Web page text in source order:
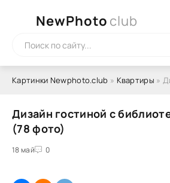
NewPhoto club
Картинки Newphoto.club » Квартиры »
Дизайн гостиной с
(78 фото)
18 май 0